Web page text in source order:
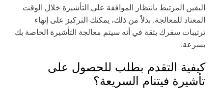
اليقين المرتبط بانتظار الموافقة على التأشيرة خلال الوقت
المعتاد للمعالجة. بدلاً من ذلك، يمكنك التركيز على إنهاء
ترتيبات سفرك بثقة في أنه سيتم معالجة التأشيرة الخاصة بك
بسرعة.
كيفية التقدم بطلب للحصول على
تأشيرة فيتنام السريعة؟